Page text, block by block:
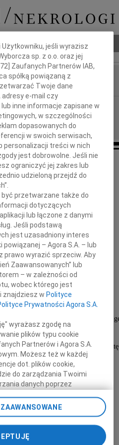
pogrzebowy
Z głębokim smutkiem żegnamy
Edelmana
socjalistę, bojownika warszawskiego
obrońcę praw człowieka,
lekarza-kardiologa, polskiego
Składamy
wyrazy współczucia
Użytkowniku, jeśli wyrazisz
sp. z o.o. oraz jej
] Zaufanych Partnerów IAB,
spółką powiązaną z
Twoje dane
adresy e-mail czy
inne informacje zapisane w
w szczególności
dopasowanych do
w swoich serwisach,
personalizacji treści w nich
jest dobrowolne. Jeśli nie
ograniczyć jej zakres lub
udzieloną przejdź do
przetwarzane także do
dotyczących
lub łączone z danymi
Jeśli podstawą
jest uzasadniony interes
powiązanej – Agora S.A. – lub
prawo wyrazić sprzeciw. Aby
Zaawansowanych” lub
– w zależności od
wobec którego jest
znajdziesz w Polityce
Prywatności Agora S.A.
wyrażasz zgodę na
plików typu cookie
Partnerów i Agora S.A.
Możesz też w każdej
dot. plików cookie,
do zarządzania Twoimi
danych poprzez
zaawansowane”.
możliwa jest także za